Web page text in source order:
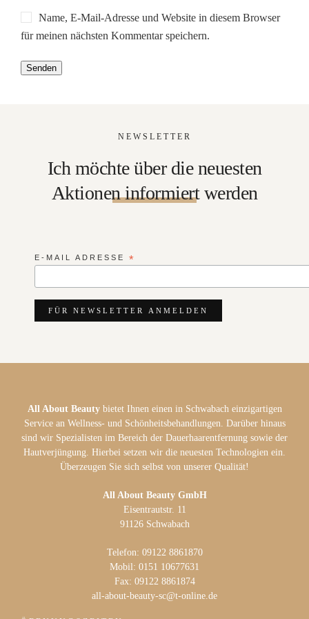
Name, E-Mail-Adresse und Website in diesem Browser
für meinen nächsten Kommentar speichern.
NEWSLETTER
Ich möchte über die neuesten
Aktionen informiert werden
E-MAIL ADRESSE *
All About Beautybietet Ihnen einen in Schwabach einzigartigen
Service an Wellness- und Schönheitsbehandlungen. Darüber hinaus
sind wir Spezialisten im Bereich der Dauerhaarentfernung sowie der
Hautverjüngung. Hierbei setzen wir die neuesten Technologien ein.
Überzeugen Sie sich selbst von unserer Qualität!
All About Beauty GmbH
Eisentrautstr. 11
91126 Schwabach
Telefon: 09122 8861870
Mobil: 0151 10677631
Fax: 09122 8861874
all-about-beauty-sc@t-online.de